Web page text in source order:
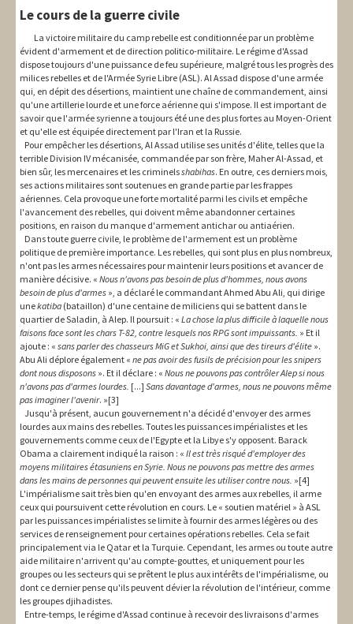
Le cours de la guerre civile
La victoire militaire du camp rebelle est conditionnée par un problème
évident d'armement et de direction politico-militaire. Le régime d'Assad
dispose toujours d'une puissance de feu supérieure, malgré tous les progrès des
milices rebelles et de l'Armée Syrie Libre (ASL). Al Assad dispose d'une armée
qui, en dépit des désertions, maintient une chaîne de commandement, ainsi
qu'une artillerie lourde et une force aérienne qui s'impose. Il est important de
savoir que l'armée syrienne a toujours été une des plus fortes au Moyen-Orient
et qu'elle est équipée directement par l'Iran et la Russie.
Pour empêcher les désertions, Al Assad utilise ses unités d'élite, telles que la
terrible Division IV mécanisée, commandée par son frère, Maher Al-Assad, et
bien sûr, les mercenaires et les criminelsshabihas. En outre, ces derniers mois,
ses actions militaires sont soutenues en grande partie par les frappes
aériennes. Cela provoque une forte mortalité parmi les civils et empêche
l'avancement des rebelles, qui doivent même abandonner certaines
positions, en raison du manque d'armement antichar ou antiaérien.
Dans toute guerre civile, le problème de l'armement est un problème
politique de première importance. Les rebelles, qui sont plus en plus nombreux,
n'ont pas les armes nécessaires pour maintenir leurs positions et avancer de
manière décisive. « Nous n'avons pas besoin de plus d'hommes, nous avons
besoin de plus d'armes », a déclaré le commandant Ahmed Abu Ali, qui dirige
unekatiba (bataillon) d'une centaine de miliciens qui se battent dans le
quartier de Saladin, à Alep. Il poursuit : « La chose la plus difficile à laquelle nous
faisons face sont les chars T-82, contre lesquels nos RPG sont impuissants. » Et il
ajoute : « sans parler des chasseurs MiG et Sukhoi, ainsi que des tireurs d'élite ».
Abu Ali déplore également « ne pas avoir des fusils de précision pour les snipers
dont nous disposons ». Et il déclare : « Nous ne pouvons pas contrôler Alep si nous
n'avons pas d'armes lourdes. [...] Sans davantage d'armes, nous ne pouvons même
pas imaginer l'avenir. »[3]
Jusqu'à présent, aucun gouvernement n'a décidé d'envoyer des armes
lourdes aux mains des rebelles. Toutes les puissances impérialistes et les
gouvernements comme ceux de l'Egypte et la Libye s'y opposent. Barack
Obama a clairement indiqué la raison : « Il est très risqué d'employer des
moyens militaires étasuniens en Syrie. Nous ne pouvons pas mettre des armes
dans les mains de personnes qui peuvent ensuite les utiliser contre nous. »[4]
L'impérialisme sait très bien qu'en envoyant des armes aux rebelles, il arme
ceux qui poursuivent cette révolution en cours. Le « soutien matériel » à ASL
par les puissances impérialistes se limite à fournir des armes légères ou des
services de renseignement pour certaines opérations rebelles. Cela se fait
principalement via le Qatar et la Turquie. Cependant, les armes ou toute autre
aide militaire n'arrivent qu'au compte-gouttes, et uniquement pour les
groupes ou les secteurs qui se prêtent le plus aux intérêts de l'impérialisme, ou
dont ce dernier pense qu'ils peuvent dévier la révolution de l'intérieur, comme
les groupes djihadistes.
Entre-temps, le régime d'Assad continue à recevoir des livraisons d'armes